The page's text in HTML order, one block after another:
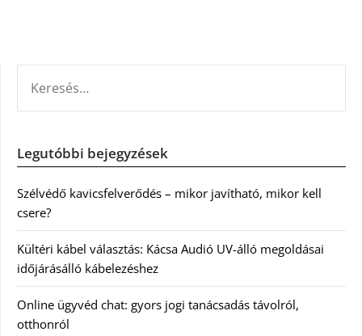
Legutóbbi bejegyzések
Szélvédő kavicsfelverődés – mikor javítható, mikor kell
csere?
Kültéri kábel választás: Kácsa Audió UV-álló megoldásai
időjárásálló kábelezéshez
Online ügyvéd chat: gyors jogi tanácsadás távolról,
otthonról